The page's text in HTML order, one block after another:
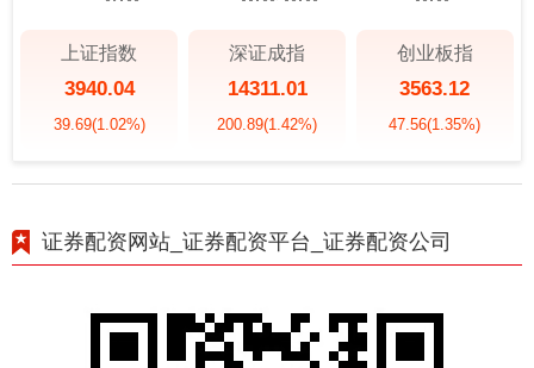
上证指数
3940.04
39.69(1.02%)
深证成指
14311.01
200.89(1.42%)
创业板指
3563.12
47.56(1.35%)
证券配资网站_证券配资平台_证券配资公司